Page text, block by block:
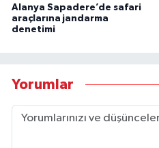
Alanya Sapadere’de safari
araçlarına jandarma
denetimi
Yorumlar